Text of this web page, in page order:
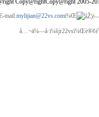
Copy@rightCopy@right 2005-
mail:mylijian@22vs.comï¼Œ